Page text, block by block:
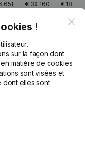
651 € 39 160 € 18 494
-
305 € 58 654 €
576 €57 129 €
!
sur la façon dont
matière de cookies
sont visées et
dont elles sont